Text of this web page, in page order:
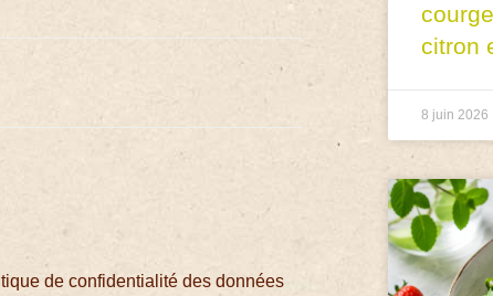
de confidentialité des données
citron
8 juin 2026